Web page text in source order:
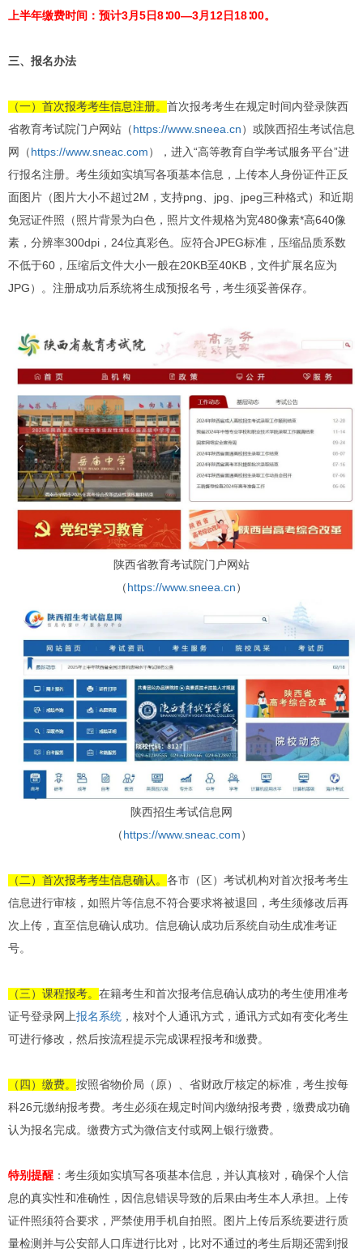
上半年缴费时间：预计3月5日8∶00—3月12日18∶00。
三、报名办法
（一）首次报考考生信息注册。 首次报考考生在规定时间内登录陕西
省教育考试院门户网站（ https://www.sneea.cn ）或陕西招生考试信息
网（ https://www.sneac.com ），进入“高等教育自学考试服务平台”进
行报名注册。考生须如实填写各项基本信息，上传本人身份证件正反
面图片（图片大小不超过2M，支持png、jpg、jpeg三种格式）和近期
免冠证件照（照片背景为白色，照片文件规格为宽480像素*高640像
素，分辨率300dpi，24位真彩色。应符合JPEG标准，压缩品质系数
不低于60，压缩后文件大小一般在20KB至40KB，文件扩展名应为
JPG）。注册成功后系统将生成预报名号，考生须妥善保存。
陕西省教育考试院门户网站
（ https://www.sneea.cn ）
陕西招生考试信息网
（ https://www.sneac.com ）
（二）首次报考考生信息确认。 各市（区）考试机构对首次报考考生
信息进行审核，如照片等信息不符合要求将被退回，考生须修改后再
次上传，直至信息确认成功。信息确认成功后系统自动生成准考证
号。
（三）课程报考。 在籍考生和首次报考信息确认成功的考生使用准考
证号登录网上报名系统，核对个人通讯方式，通讯方式如有变化考生
可进行修改，然后按流程提示完成课程报考和缴费。
（四）缴费。 按照省物价局（原）、省财政厅核定的标准，考生按每
科26元缴纳报考费。考生必须在规定时间内缴纳报考费，缴费成功确
认为报名完成。缴费方式为微信支付或网上银行缴费。
特别提醒：考生须如实填写各项基本信息，并认真核对，确保个人信
息的真实性和准确性，因信息错误导致的后果由考生本人承担。上传
证件照须符合要求，严禁使用手机自拍照。图片上传后系统要进行质
量检测并与公安部人口库进行比对，比对不通过的考生后期还需到报